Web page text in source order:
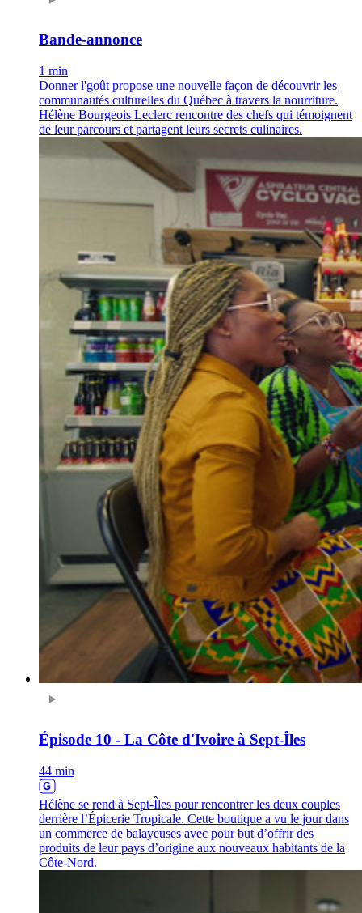
Bande-annonce
1 min
Donner l'goût propose une nouvelle façon de découvrir les
communautés culturelles du Québec à travers la nourriture.
Hélène Bourgeois Leclerc rencontre des chefs qui témoignent
de leur parcours et partagent leurs secrets culinaires.
Épisode 10 - La Côte d'Ivoire à Sept-Îles
44 min
Hélène se rend à Sept-Îles pour rencontrer les deux couples
derrière l’Épicerie Tropicale. Cette boutique a vu le jour dans
un commerce de balayeuses avec pour but d’offrir des
produits de leur pays d’origine aux nouveaux habitants de la
Côte-Nord.